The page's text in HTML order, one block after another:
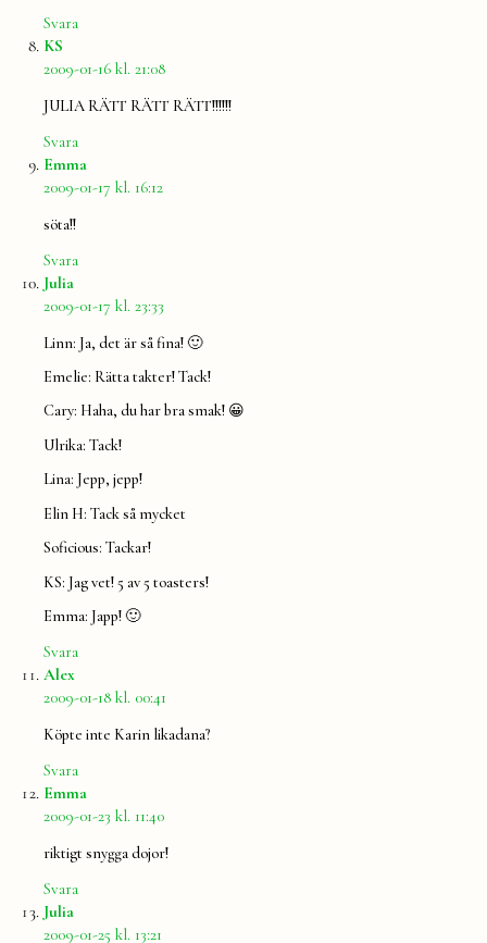
Svara
KS
2009-01-16 kl. 21:08
JULIA RÄTT RÄTT RÄTT!!!!!!
Svara
Emma
2009-01-17 kl. 16:12
söta!!
Svara
Julia
2009-01-17 kl. 23:33
Linn: Ja, det är så fina! 🙂
Emelie: Rätta takter! Tack!
Cary: Haha, du har bra smak! 😀
Ulrika: Tack!
Lina: Jepp, jepp!
Elin H: Tack så mycket
Soficious: Tackar!
KS: Jag vet! 5 av 5 toasters!
Emma: Japp! 🙂
Svara
Alex
2009-01-18 kl. 00:41
Köpte inte Karin likadana?
Svara
Emma
2009-01-23 kl. 11:40
riktigt snygga dojor!
Svara
Julia
2009-01-25 kl. 13:21